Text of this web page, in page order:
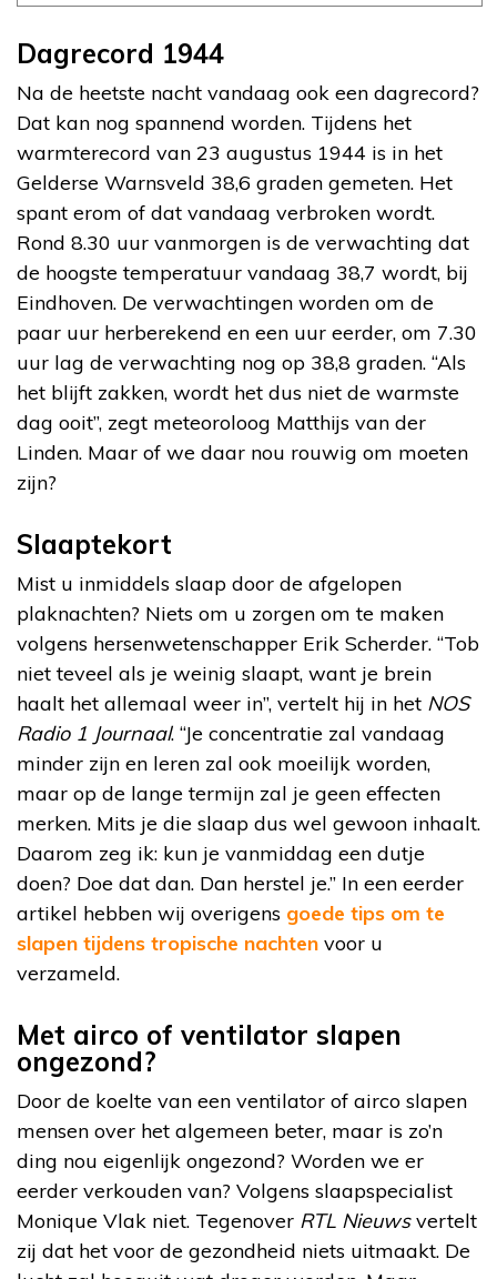
Dagrecord 1944
Na de heetste nacht vandaag ook een dagrecord?
Dat kan nog spannend worden. Tijdens het
warmterecord van 23 augustus 1944 is in het
Gelderse Warnsveld 38,6 graden gemeten. Het
spant erom of dat vandaag verbroken wordt.
Rond 8.30 uur vanmorgen is de verwachting dat
de hoogste temperatuur vandaag 38,7 wordt, bij
Eindhoven. De verwachtingen worden om de
paar uur herberekend en een uur eerder, om 7.30
uur lag de verwachting nog op 38,8 graden. “Als
het blijft zakken, wordt het dus niet de warmste
dag ooit”, zegt meteoroloog Matthijs van der
Linden. Maar of we daar nou rouwig om moeten
zijn?
Slaaptekort
Mist u inmiddels slaap door de afgelopen
plaknachten? Niets om u zorgen om te maken
volgens hersenwetenschapper Erik Scherder. “Tob
niet teveel als je weinig slaapt, want je brein
haalt het allemaal weer in”, vertelt hij in het NOS
Radio 1 Journaal. “Je concentratie zal vandaag
minder zijn en leren zal ook moeilijk worden,
maar op de lange termijn zal je geen effecten
merken. Mits je die slaap dus wel gewoon inhaalt.
Daarom zeg ik: kun je vanmiddag een dutje
doen? Doe dat dan. Dan herstel je.” In een eerder
artikel hebben wij overigens goede tips om te
slapen tijdens tropische nachten voor u
verzameld.
Met airco of ventilator slapen
ongezond?
Door de koelte van een ventilator of airco slapen
mensen over het algemeen beter, maar is zo’n
ding nou eigenlijk ongezond? Worden we er
eerder verkouden van? Volgens slaapspecialist
Monique Vlak niet. Tegenover RTL Nieuwsvertelt
zij dat het voor de gezondheid niets uitmaakt. De